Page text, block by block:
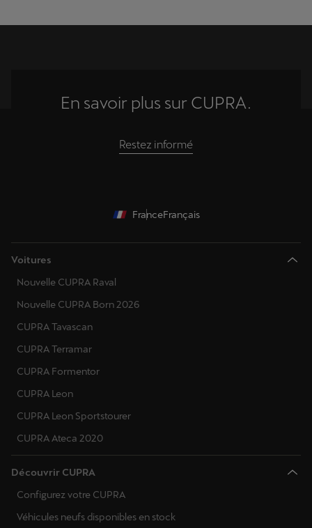
En savoir plus sur CUPRA.
Restez informé
FranceFrançais
Voitures
Nouvelle CUPRA Raval
Nouvelle CUPRA Born 2026
CUPRA Tavascan
CUPRA Terramar
CUPRA Formentor
CUPRA Leon
CUPRA Leon Sportstourer
CUPRA Ateca 2020
Découvrir CUPRA
Configurez votre CUPRA
Véhicules neufs disponibles en stock